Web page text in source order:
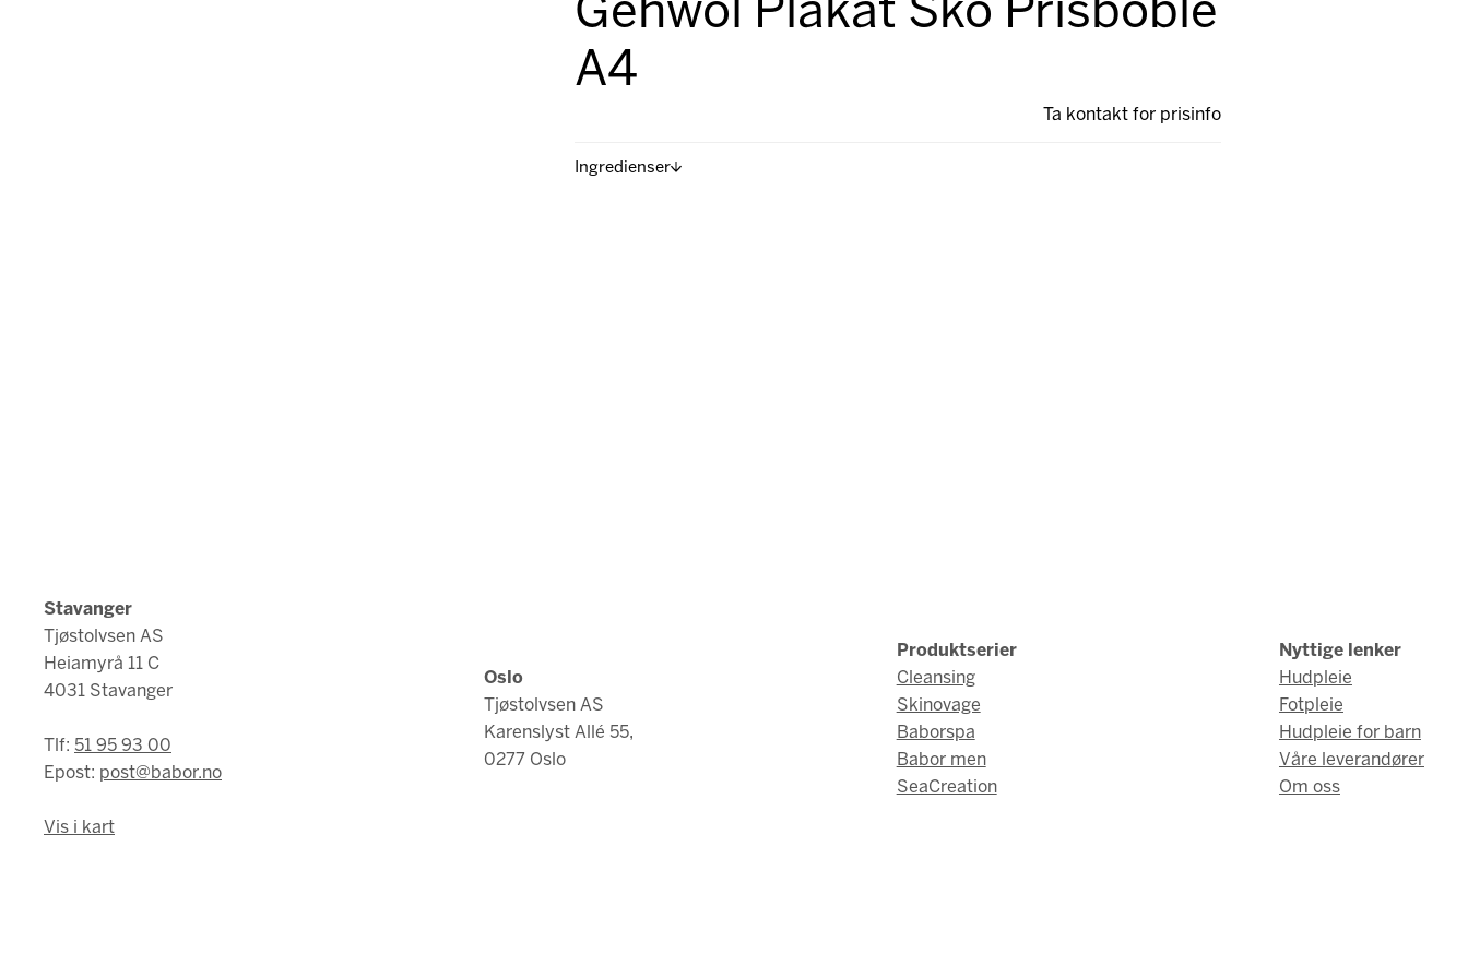
Gehwol Plakat Sko Prisboble
A4
Ta kontakt for prisinfo
Ingredienser
Stavanger
Tjøstolvsen AS
Heiamyrå 11 C
4031 Stavanger
Tlf: 51 95 93 00
Epost: post@babor.no
Vis i kart
Oslo
Tjøstolvsen AS
Karenslyst Allé 55,
0277 Oslo
Produktserier
Cleansing
Skinovage
Baborspa
Babor men
SeaCreation
Nyttige lenker
Hudpleie
Fotpleie
Hudpleie for barn
Våre leverandører
Om oss